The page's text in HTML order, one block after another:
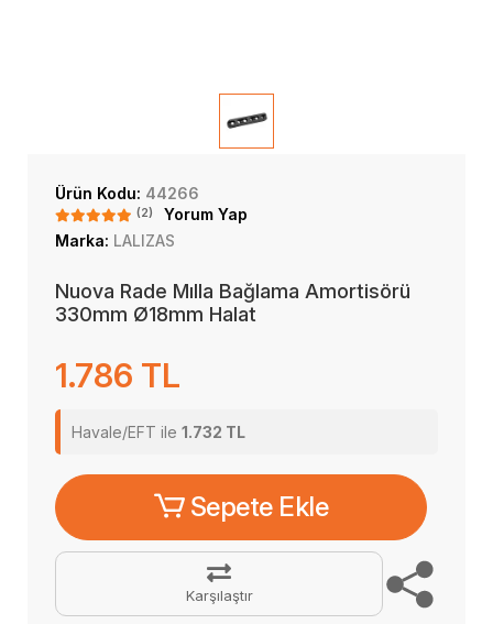
Ürün Kodu: 44266
(2)
Yorum Yap
Marka: LALIZAS
Nuova Rade Mılla Bağlama Amortisörü
330mm Ø18mm Halat
1.786 TL
Havale/EFT ile 1.732 TL
Sepete Ekle
Karşılaştır